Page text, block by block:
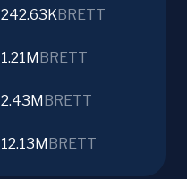
242.63KBRETT
1.21M BRETT
2.43M BRETT
12.13M BRETT